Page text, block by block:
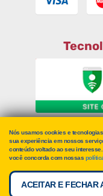
Nós usamos cookies e
sua experiência em nossos
conteúdo voltado ao seu
você concorda com nossas
ACEITAR E FECHAR
Cursos Grátis